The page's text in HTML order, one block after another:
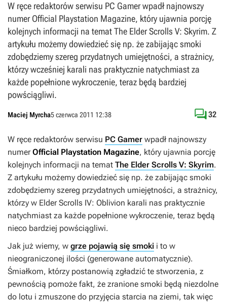
W ręce redaktorów serwisu PC Gamer wpadł najnowszy
numer Official Playstation Magazine, który ujawnia porcję
kolejnych informacji na temat The Elder Scrolls V: Skyrim. Z
artykułu możemy dowiedzieć się np. że zabijając smoki
zdobędziemy szereg przydatnych umiejętności, a strażnicy,
którzy wcześniej karali nas praktycznie natychmiast za
każde popełnione wykroczenie, teraz będą bardziej
powściągliwi.
Maciej Myrcha5 czerwca 2011 12:38 32
W ręce redaktorów serwisu PC Gamer wpadł najnowszy
numerOfficial Playstation Magazine, który ujawnia porcję
kolejnych informacji na temat The Elder Scrolls V: Skyrim.
Z artykułu możemy dowiedzieć się np. że zabijając smoki
zdobędziemy szereg przydatnych umiejętności, a strażnicy,
którzy w Elder Scrolls IV: Oblivion karali nas praktycznie
natychmiast za każde popełnione wykroczenie, teraz będą
nieco bardziej powściągliwi.
Jak już wiemy, w grze pojawią się smoki i to w
nieograniczonej ilości (generowane automatycznie).
Śmiałkom, którzy postanowią zgładzić te stworzenia, z
pewnością pomoże fakt, że zranione smoki będą niezdolne
do lotu i zmuszone do przyjęcia starcia na ziemi, tak więc